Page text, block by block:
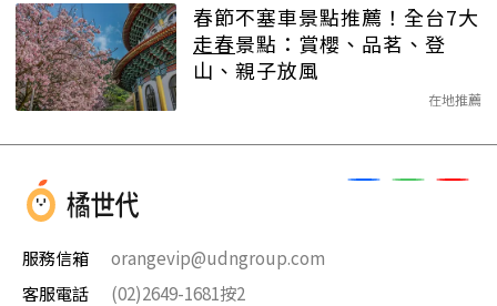
春節不塞車景點推薦！全台7大
走春景點：賞櫻、品茗、登
山、親子放風
在地推薦
服務信箱
orangevip@udngroup.com
客服電話
(02)2649-1681按2